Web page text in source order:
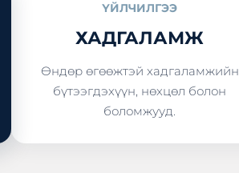
ҮЙЛЧИЛГЭЭ
ХАДГАЛАМЖ
Өндөр өгөөжтэй хадгаламжийн
бүтээгдэхүүн, нөхцөл болон
боломжууд.